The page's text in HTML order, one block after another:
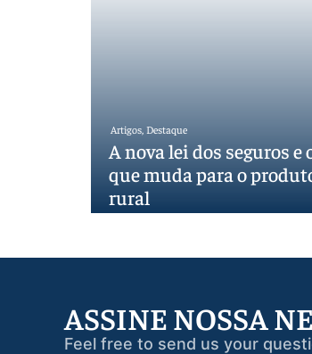
Artigos Destaque
A nova lei dos seguros e
que muda para o
rural
ASSINE NOSSA
Feel free to send us your